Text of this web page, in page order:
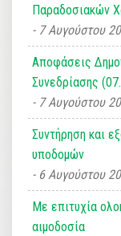
Παραδοσιακών
7 Αυγούστου
Αποφάσεις
Συνεδρίασης
7 Αυγούστου
Συντήρηση και
υποδομών
6 Αυγούστου
Με επιτυχία
αιμοδοσία